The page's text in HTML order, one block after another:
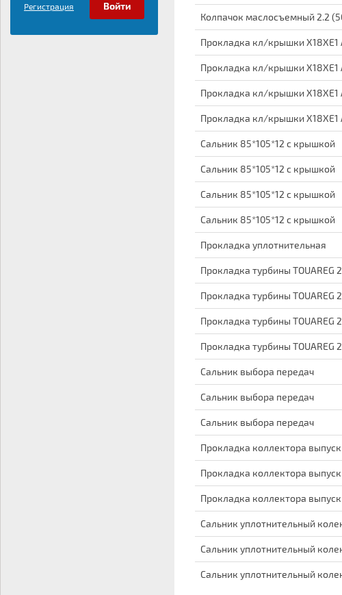
Колпачок маслосъемный 2.2
Прокладка кл/крышки X18XE1
Прокладка кл/крышки X18XE1
Прокладка кл/крышки X18XE1
Прокладка кл/крышки X18XE1
Сальник 85*105*12 с крышкой
Сальник 85*105*12 с крышкой
Сальник 85*105*12 с крышкой
Сальник 85*105*12 с крышкой
Прокладка уплотнительная
Прокладка турбины TOUAREG
Прокладка турбины TOUAREG
Прокладка турбины TOUAREG
Прокладка турбины TOUAREG
Сальник выбора передач
Сальник выбора передач
Сальник выбора передач
Прокладка коллектора выпуск
Прокладка коллектора выпуск
Прокладка коллектора выпуск
Сальник уплотнительный
Сальник уплотнительный
Сальник уплотнительный
Регистрация